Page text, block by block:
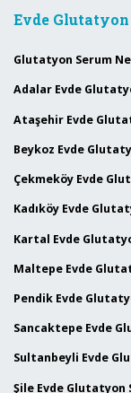
Evde
Glutatyon Serum
Adalar Evde
Ataşehir Evde
Beykoz Evde
Çekmeköy Evde
Kadıköy Evde
Kartal Evde
Maltepe Evde
Pendik Evde
Sancaktepe Evde
Sultanbeyli Evde
Şile Evde Glutatyon